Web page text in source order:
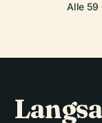
Alle 59